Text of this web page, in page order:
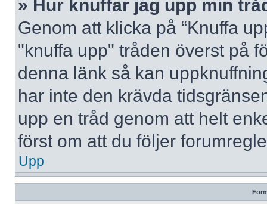
» Hur knuffar jag upp min
Genom att klicka på “Knuffa
"knuffa upp" tråden överst på
denna länk så kan
har inte den krävda
upp en tråd genom att helt
först om att du följer
Upp